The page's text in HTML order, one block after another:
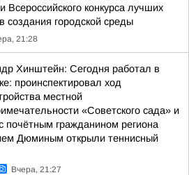
Всероссийского конкурса лучших
создания городской среды
21:28
Хинштейн: Сегодня работал в
проинспектировал ход
местной
«Советского сада» и
почётным гражданином региона
Дюминым открыли теннисный
Вчера, 21:27